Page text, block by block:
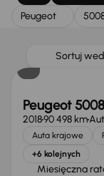
Peugeot
Sortuj
Peugeot 5008
201890 498 km
Auta krajowe
+6 kolejnych
Miesięczna